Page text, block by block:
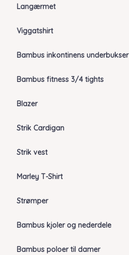
Langærmet
Viggatshirt
Bambus inkontinens underbukser
Bambus fitness 3/4 tights
Blazer
Strik Cardigan
Strik vest
Marley T-Shirt
Strømper
Bambus kjoler og nederdele
Bambus poloer til damer